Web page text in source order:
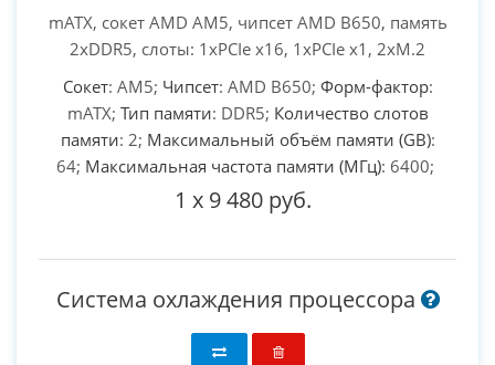
mATX, сокет AMD AM5, чипсет AMD B650, память
2xDDR5, слоты: 1xPCIe x16, 1xPCIe x1, 2xM.2
Сокет: AM5; Чипсет: AMD B650; Форм-фактор:
mATX; Тип памяти: DDR5; Количество слотов
памяти: 2; Максимальный объём памяти (GB):
64; Максимальная частота памяти (МГц): 6400;
1 x 9 480 руб.
Система охлаждения процессора